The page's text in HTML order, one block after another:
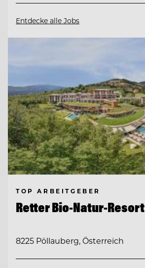
Entdecke alle Jobs
TOP ARBEITGEBER
Retter Bio-Natur-Resort
8225 Pöllauberg, Österreich